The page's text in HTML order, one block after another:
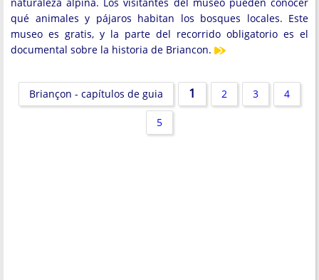
qué animales y pájaros habitan los bosques locales. Este
museo es gratis, y la parte del recorrido obligatorio es el
documental sobre la historia de Briancon.
Briançon - capítulos de guia 1 2 3 4
5